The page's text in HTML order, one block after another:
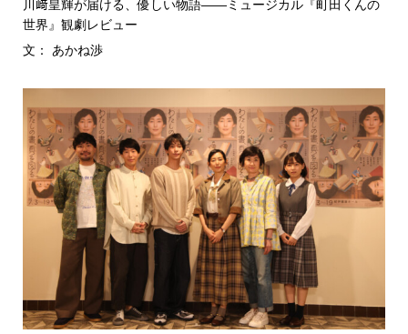
川﨑皇輝が届ける、優しい物語――ミュージカル『町田くんの
世界』観劇レビュー
文： あかね渉